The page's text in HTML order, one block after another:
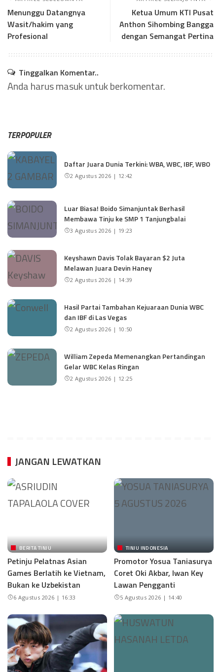
Menunggu Datangnya
Wasit/hakim yang
Profesional
Ketua Umum KTI Pusat
Anthon Sihombing Bangga
dengan Semangat Pertina
Tinggalkan Komentar..
Anda harusmasukuntuk berkomentar.
TERPOPULER
Daftar Juara Dunia Terkini: WBA, WBC, IBF, WBO
2 Agustus 2026 | 12:42
Luar Biasa! Boido Simanjuntak Berhasil
Membawa Tinju ke SMP 1 Tanjungbalai
3 Agustus 2026 | 19:23
Keyshawn Davis Tolak Bayaran $2 Juta
Melawan Juara Devin Haney
2 Agustus 2026 | 14:39
Hasil Partai Tambahan Kejuaraan Dunia WBC
dan IBF di Las Vegas
2 Agustus 2026 | 10:50
William Zepeda Memenangkan Pertandingan
Gelar WBC Kelas Ringan
2 Agustus 2026 | 12:25
JANGAN LEWATKAN
BERITA TINJU
Petinju Pelatnas Asian
Games Berlatih ke Vietnam,
Bukan ke Uzbekistan
6 Agustus 2026 | 16:33
TINJU INDONESIA
Promotor Yosua Taniasurya
Coret Oki Akbar, Iwan Key
Lawan Pengganti
5 Agustus 2026 | 14:40